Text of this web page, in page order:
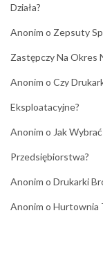
Działa?
Anonim o Zepsuty
Zastępczy Na Okres
Anonim o Czy
Eksploatacyjne?
Anonim o Jak
Przedsiębiorstwa?
Anonim o Drukarki
Anonim o Hurtownia